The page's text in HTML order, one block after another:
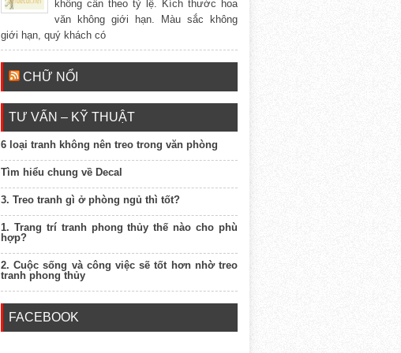
không cần theo tỷ lệ. Kích thước hoa
văn không giới hạn. Màu sắc không
giới hạn, quý khách có
CHỮ NỔI
TƯ VẤN – KỸ THUẬT
6 loại tranh không nên treo trong văn phòng
Tìm hiểu chung về Decal
3. Treo tranh gì ở phòng ngủ thì tốt?
1. Trang trí tranh phong thủy thế nào cho phù
hợp?
2. Cuộc sống và công việc sẽ tốt hơn nhờ treo
tranh phong thủy
FACEBOOK